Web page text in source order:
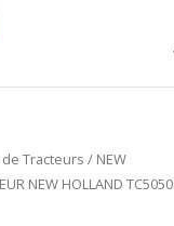
Tracteurs / NEW
NEW HOLLAND TC5050